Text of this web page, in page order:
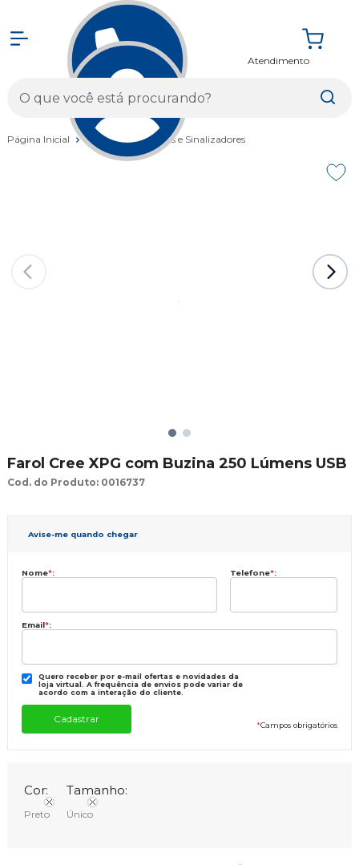
Atendimento
Página Inicial Acessórios Faróis e Sinalizadores
Farol Cree XPG com Buzina 250 Lúmens USB
Cod. do Produto: 0016737
Avise-me quando chegar
Nome*: Telefone*:
Email*:
Quero receber por e-mail ofertas e novidades da
loja virtual. A frequência de envios pode variar de
acordo com a interação do cliente.
*Campos obrigatórios
Cor:
Preto
Tamanho:
Único